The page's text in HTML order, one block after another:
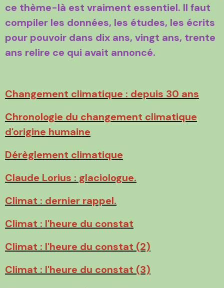
ce thème-là est vraiment essentiel. Il faut
compiler les données, les études, les écrits
pour pouvoir dans dix ans, vingt ans, trente
ans relire ce qui avait annoncé.
Changement climatique : depuis 30 ans
Chronologie du changement climatique
d'origine humaine
Dérèglement climatique
Claude Lorius : glaciologue.
Climat : dernier rappel.
Climat : l'heure du constat
Climat : l'heure du constat (2)
Climat : l'heure du constat (3)